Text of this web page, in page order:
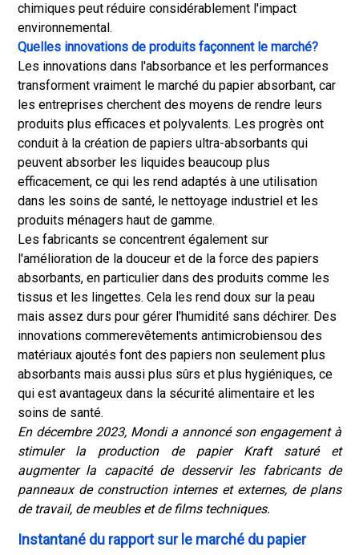
chimiques peut réduire considérablement l'impact
environnemental.
Quelles innovations de produits façonnent le marché?
Les innovations dans l'absorbance et les performances
transforment vraiment le marché du papier absorbant, car
les entreprises cherchent des moyens de rendre leurs
produits plus efficaces et polyvalents. Les progrès ont
conduit à la création de papiers ultra-absorbants qui
peuvent absorber les liquides beaucoup plus
efficacement, ce qui les rend adaptés à une utilisation
dans les soins de santé, le nettoyage industriel et les
produits ménagers haut de gamme.
Les fabricants se concentrent également sur
l'amélioration de la douceur et de la force des papiers
absorbants, en particulier dans des produits comme les
tissus et les lingettes. Cela les rend doux sur la peau
mais assez durs pour gérer l'humidité sans déchirer. Des
innovations commerevêtements antimicrobiensou des
matériaux ajoutés font des papiers non seulement plus
absorbants mais aussi plus sûrs et plus hygiéniques, ce
qui est avantageux dans la sécurité alimentaire et les
soins de santé.
En décembre 2023, Mondi a annoncé son engagement à
stimuler la production de papier Kraft saturé
et
augmenter la capacité de desservir les fabricants de
panneaux de construction internes et externes, de plans
de travail, de meubles et de films techniques.
Instantané du rapport sur le marché du papier